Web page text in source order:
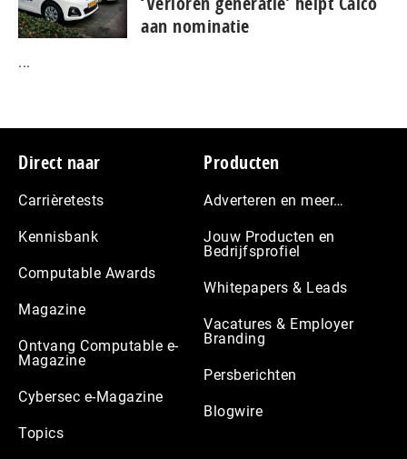
aan nominatie
...
Footer
Direct naar
Carrièretests
Kennisbank
Computable Awards
Magazine
Ontvang Computable e-
Magazine
Cybersec e-Magazine
Topics
Producten
Adverteren en meer…
Jouw Producten en
Bedrijfsprofiel
Whitepapers & Leads
Vacatures & Employer
Branding
Persberichten
Blogwire